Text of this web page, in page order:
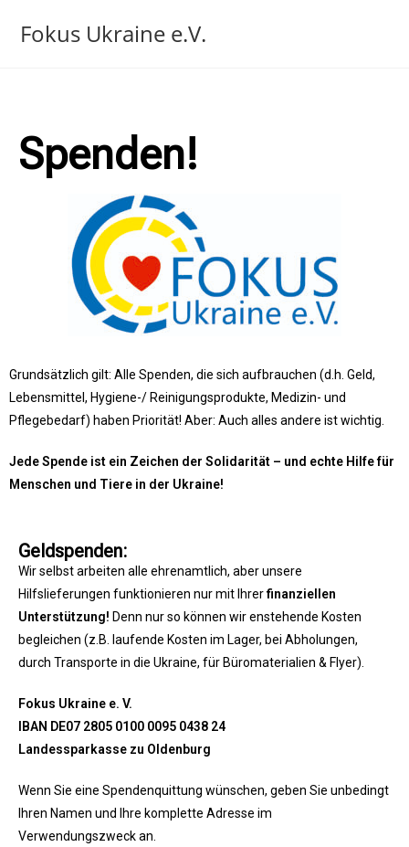
Fokus Ukraine e.V.
Spenden!
Grundsätzlich gilt: Alle Spenden, die sich aufbrauchen (d.h. Geld,
Lebensmittel, Hygiene-/ Reinigungsprodukte, Medizin- und
Pflegebedarf) haben Priorität! Aber: Auch alles andere ist wichtig.
Jede Spende ist ein Zeichen der Solidarität – und echte Hilfe für
Menschen und Tiere in der Ukraine!
Geldspenden:
Wir selbst arbeiten alle ehrenamtlich, aber unsere
Hilfslieferungen funktionieren nur mit Ihrerfinanziellen
Unterstützung! Denn nur so können wir enstehende Kosten
begleichen (z.B. laufende Kosten im Lager, bei Abholungen,
durch Transporte in die Ukraine, für Büromaterialien & Flyer).
Fokus Ukraine e. V.
IBAN DE07 2805 0100 0095 0438 24
Landessparkasse zu Oldenburg
Wenn Sie eine Spendenquittung wünschen, geben Sie unbedingt
Ihren Namen und Ihre komplette Adresse im
Verwendungszweck an.